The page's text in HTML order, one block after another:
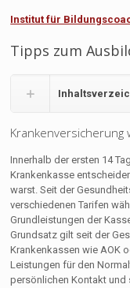
Institut für
Tipps zum
Krankenversicherung
Innerhalb der ersten 14
Krankenkasse
warst. Seit der
verschiedenen Tarifen
Grundleistungen der
Grundsatz gilt seit der
Krankenkassen wie AOK
Leistungen für den
persönlichen Kontakt